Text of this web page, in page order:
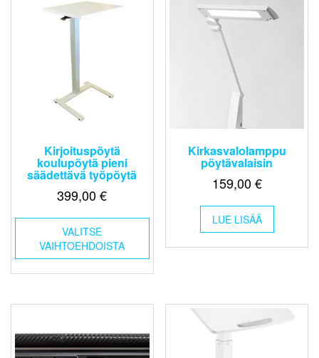
Kirjoituspöytä
koulupöytä pieni
säädettävä työpöytä
399,00€
VALITSE
VAIHTOEHDOISTA
Tällä
useampi
muunnelma.
tehdä
tuotteen
sivulla.
Kirkasvalolamppu
pöytävalaisin
159,00€
LUE LISÄÄ